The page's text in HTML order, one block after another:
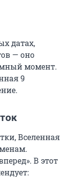
датах,
— оно
момент.
9
Вселенная
В этот